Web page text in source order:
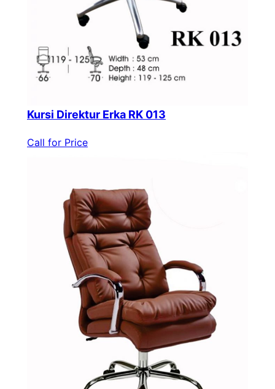
Kursi Direktur Erka RK 013
Call for Price